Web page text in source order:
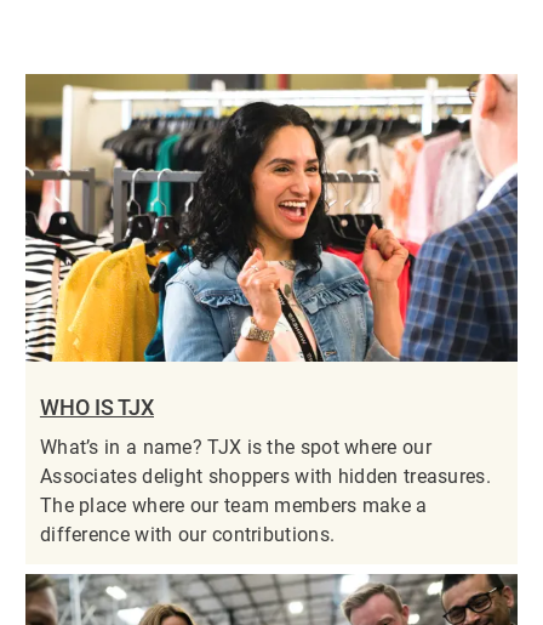
WHO IS TJX
What’s in a name? TJX is the spot where our
Associates delight shoppers with hidden treasures.
The place where our team members make a
difference with our contributions.